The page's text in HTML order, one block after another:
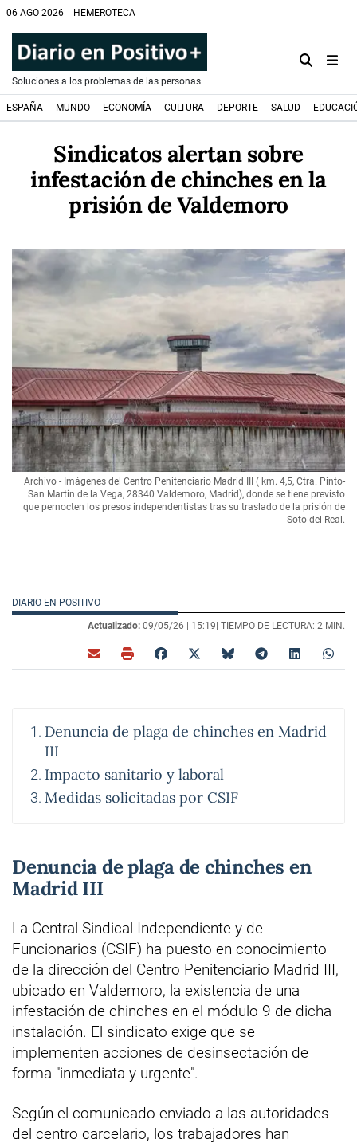
06 AGO 2026 HEMEROTECA
Soluciones a los problemas de las personas
ESPAÑA MUNDO ECONOMÍA CULTURA DEPORTE SALUD
Sindicatos alertan sobre
infestación de chinches en la
prisión de Valdemoro
Archivo - Imágenes del Centro Penitenciario Madrid III ( km. 4,5, Ctra. Pinto-
San Martin de la Vega, 28340 Valdemoro, Madrid), donde se tiene previsto
que pernocten los presos independentistas tras su traslado de la prisión de
Soto del Real.
DIARIO EN POSITIVO
Actualizado: 09/05/26 | 15:19| TIEMPO DE LECTURA: 2 MIN.
Denuncia de plaga de chinches en Madrid
III
Impacto sanitario y laboral
Medidas solicitadas por CSIF
Denuncia de plaga de chinches en
Madrid III
La Central Sindical Independiente y de
Funcionarios (CSIF) ha puesto en conocimiento
de la dirección del Centro Penitenciario Madrid III,
ubicado en Valdemoro, la existencia de una
infestación de chinches en el módulo 9 de dicha
instalación. El sindicato exige que se
implementen acciones de desinsectación de
forma "inmediata y urgente".
Según el comunicado enviado a las autoridades
del centro carcelario, los trabajadores han